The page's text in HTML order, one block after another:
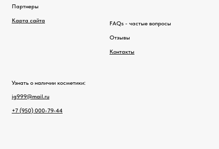
Партнеры
Карта сайта FAQs - частые вопросы
Отзывы
Контакты
Узнать о наличии косметики:
ig999@mail.ru
+7 (950) 000-79-44